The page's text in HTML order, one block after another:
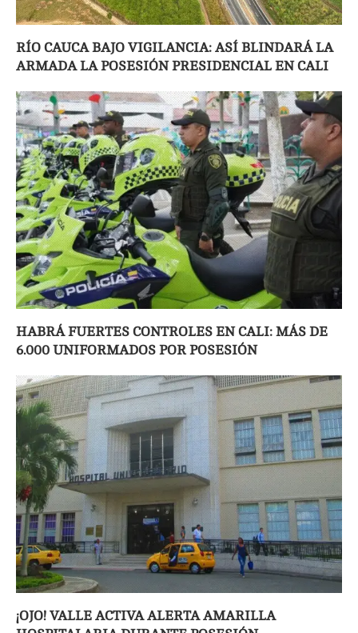
RÍO CAUCA BAJO VIGILANCIA: ASÍ BLINDARÁ LA
ARMADA LA POSESIÓN PRESIDENCIAL EN CALI
HABRÁ FUERTES CONTROLES EN CALI: MÁS DE
6.000 UNIFORMADOS POR POSESIÓN
¡OJO! VALLE ACTIVA ALERTA AMARILLA